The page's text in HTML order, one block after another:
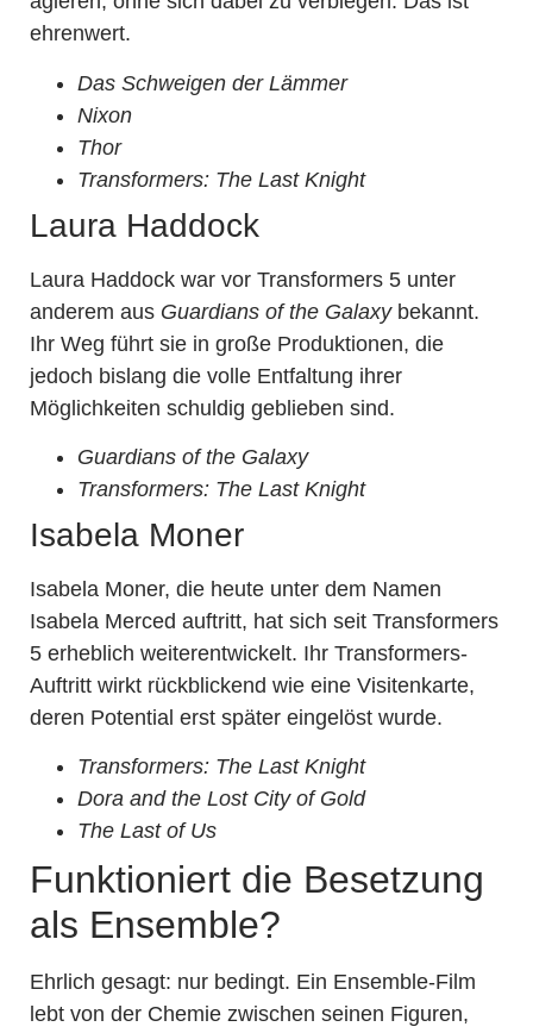
ehrenwert.
Das Schweigen der Lämmer
Nixon
Thor
Transformers: The Last Knight
Laura Haddock
Laura Haddock war vor Transformers 5 unter
anderem aus Guardians of the Galaxybekannt.
Ihr Weg führt sie in große Produktionen, die
jedoch bislang die volle Entfaltung ihrer
Möglichkeiten schuldig geblieben sind.
Guardians of the Galaxy
Transformers: The Last Knight
Isabela Moner
Isabela Moner, die heute unter dem Namen
Isabela Merced auftritt, hat sich seit Transformers
5 erheblich weiterentwickelt. Ihr Transformers-
Auftritt wirkt rückblickend wie eine Visitenkarte,
deren Potential erst später eingelöst wurde.
Transformers: The Last Knight
Dora and the Lost City of Gold
The Last of Us
Funktioniert die Besetzung
als Ensemble?
Ehrlich gesagt: nur bedingt. Ein Ensemble-Film
lebt von der Chemie zwischen seinen Figuren,